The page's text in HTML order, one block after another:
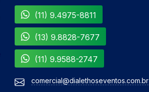
(11) 9.4975-8811
(13) 9.8828-7677
(11) 9.9588-2747
comercial@dialethoseventos.com.br